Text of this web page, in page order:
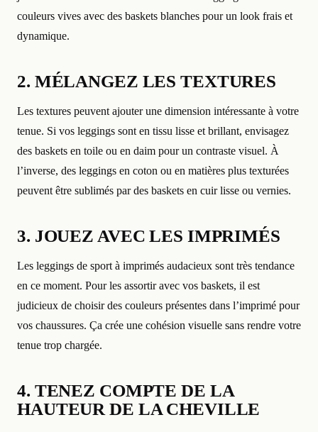
couleurs vives avec des baskets blanches pour un look frais et
dynamique.
2. MÉLANGEZ LES TEXTURES
Les textures peuvent ajouter une dimension intéressante à votre
tenue. Si vos leggings sont en tissu lisse et brillant, envisagez
des baskets en toile ou en daim pour un contraste visuel. À
l’inverse, des leggings en coton ou en matières plus texturées
peuvent être sublimés par des baskets en cuir lisse ou vernies.
3. JOUEZ AVEC LES IMPRIMÉS
Les leggings de sport à imprimés audacieux sont très tendance
en ce moment. Pour les assortir avec vos baskets, il est
judicieux de choisir des couleurs présentes dans l’imprimé pour
vos chaussures. Ça crée une cohésion visuelle sans rendre votre
tenue trop chargée.
4. TENEZ COMPTE DE LA
HAUTEUR DE LA CHEVILLE